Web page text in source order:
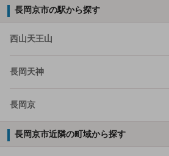
長岡京市の駅から探す
西山天王山
長岡天神
長岡京
長岡京市近隣の町域から探す